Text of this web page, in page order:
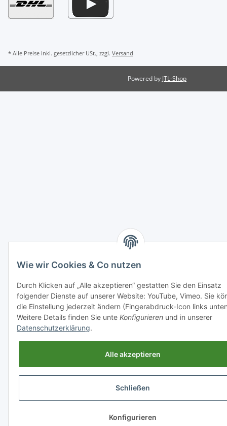
Wie wir Cookies & Co nutzen
Durch Klicken auf „Alle akzeptieren“ gestatten Sie den Einsatz
folgender Dienste auf unserer Website: YouTube, Vimeo. Sie
die Einstellung jederzeit ändern (Fingerabdruck-Icon links
Weitere Details finden Sie unte Konfigurieren und in unserer
Datenschutzerklärung.
Alle akzeptieren
Schließen
Konfigurieren
* Alle Preise inkl. gesetzlicher USt., zzgl. Versand
Powered by JTL-Shop